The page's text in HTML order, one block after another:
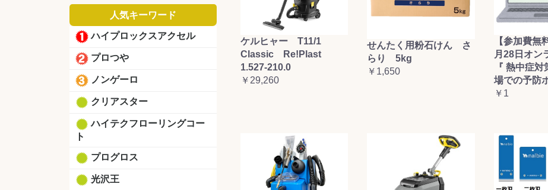
人気キーワード
ハイプロックスアクセル
プロつや
ノンゲーロ
クリアスター
ハイテクフローリングコー
ト
プログロス
光沢王
ケルヒャー T11/1
Classic Re!Plast
1.527-210.0
￥29,260
せんたく用粉石けん さ
らり 5kg
￥1,650
【参加費無
月28日オン
『 熱中症
場での予防
￥1